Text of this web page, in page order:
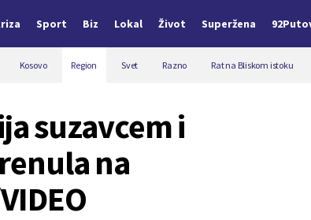
Sport Biz Lokal Život Superžena
Kosovo Region Svet Razno Rat na Bliskom istoku
suzavcem i
na